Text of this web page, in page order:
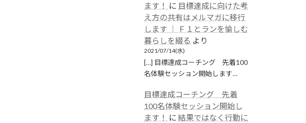
ます！
に 目標達成に向けた考
え方の共有はメルマガに移行
します │ Ｆ１とランを愉しむ
暮らしを綴る より
2021/07/14(水)
[…] 目標達成コーチング 先着100
名体験セッション開始します…
目標達成コーチング 先着
100名体験セッション開始し
ます！
に結果ではなく行動に